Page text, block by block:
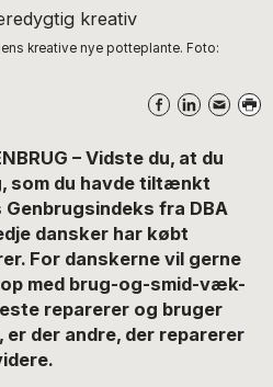
kreative nye potteplante. Foto:
– Vidste du, at du
som du havde tiltænkt
fra DBA
dansker har købt
For danskerne vil gerne
med brug-og-smid-væk-
reparerer og bruger
der andre, der reparerer